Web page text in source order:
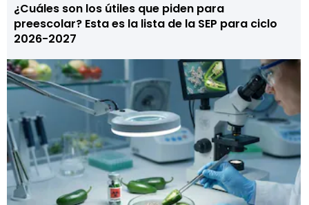
¿Cuáles son los útiles que piden para
preescolar? Esta es la lista de la SEP para ciclo
2026-2027